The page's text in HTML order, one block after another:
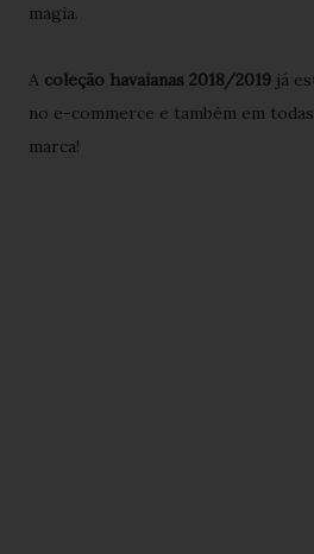
magia.
A coleção havaianas 2018/2019 já
no e-commerce e também em
marca!